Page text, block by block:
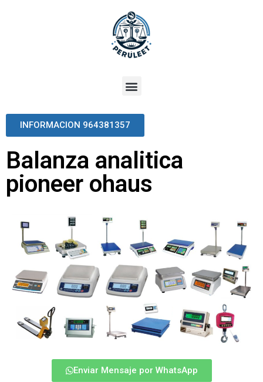
INFORMACION 964381357
Balanza analitica
pioneer ohaus
Enviar Mensaje por WhatsApp